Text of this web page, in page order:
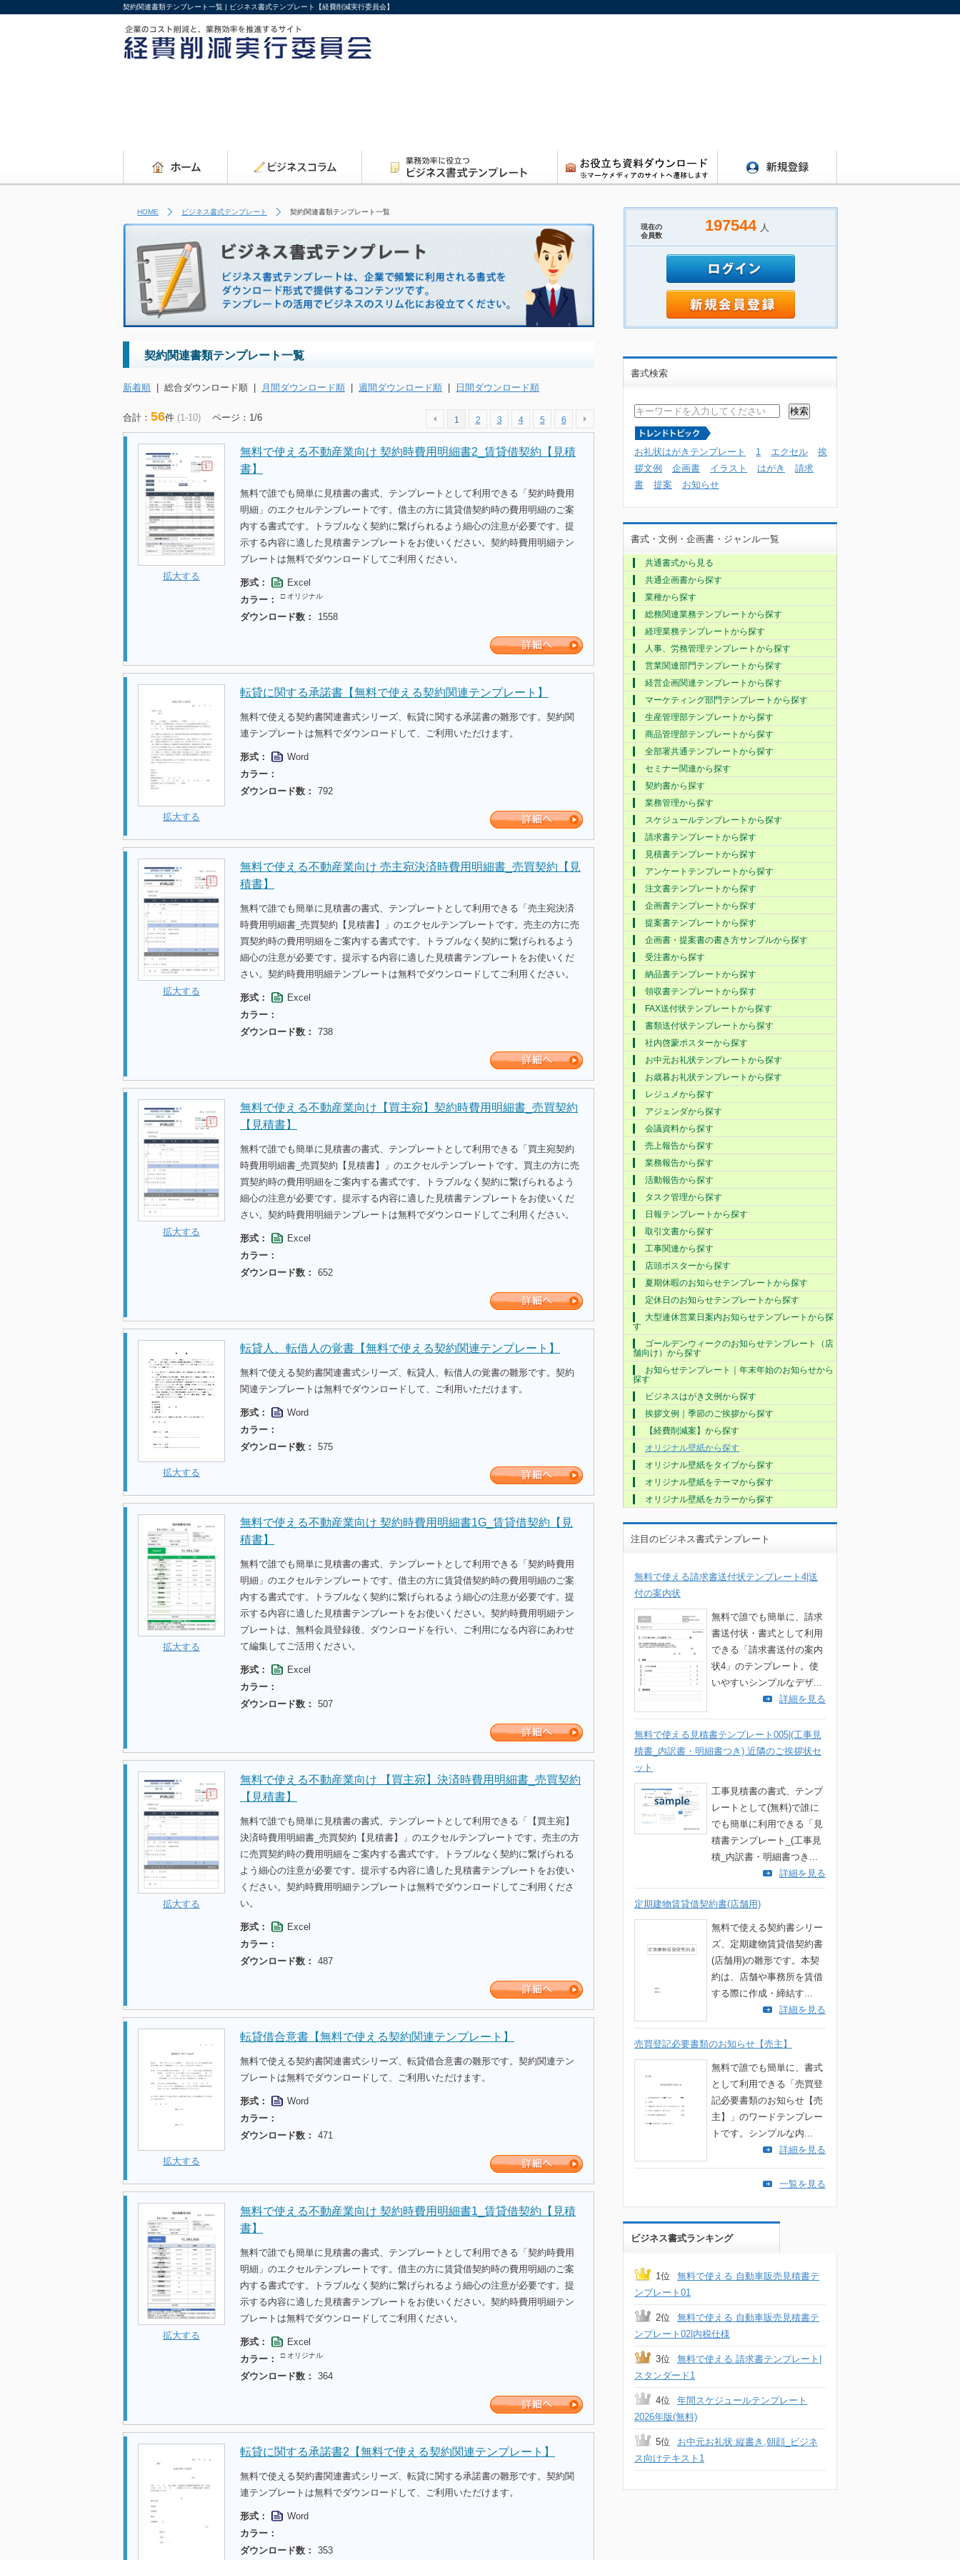
契約関連書類テンプレート一覧 | ビジネス書式テンプレート【経費削減実行委員会】
HOME ビジネス書式テンプレート 契約関連書類テンプレート一覧
契約関連書類テンプレート一覧
新着順 | 総合ダウンロード順 | 月間ダウンロード順 | 週間ダウンロード順 | 日間ダウンロード順
合計： 56件 (1-10) ページ：1/6 1 2 3 4 5 6
拡大する
無料で使える不動産業向け 契約時費用明細書2_賃貸借契約【見積
書】
無料で誰でも簡単に見積書の書式、テンプレートとして利用できる「契約時費用
明細」のエクセルテンプレートです。借主の方に賃貸借契約時の費用明細のご案
内する書式です。トラブルなく契約に繋げられるよう細心の注意が必要です。提
示する内容に適した見積書テンプレートをお使いください。契約時費用明細テン
プレートは無料でダウンロードしてご利用ください。
形式：
Excel
カラー：
□ オリジナル
ダウンロード数： 1558
拡大する
転貸に関する承諾書【無料で使える契約関連テンプレート】
無料で使える契約書関連書式シリーズ、転貸に関する承諾書の雛形です。契約関
連テンプレートは無料でダウンロードして、ご利用いただけます。
形式：
Word
カラー：
ダウンロード数：
792
拡大する
無料で使える不動産業向け 売主宛決済時費用明細書_売買契約【見
積書】
無料で誰でも簡単に見積書の書式、テンプレートとして利用できる「売主宛決済
時費用明細書_売買契約【見積書】」のエクセルテンプレートです。売主の方に売
買契約時の費用明細をご案内する書式です。トラブルなく契約に繋げられるよう
細心の注意が必要です。提示する内容に適した見積書テンプレートをお使いくだ
さい。契約時費用明細テンプレートは無料でダウンロードしてご利用ください。
形式：
Excel
カラー：
ダウンロード数：
738
拡大する
無料で使える不動産業向け【買主宛】契約時費用明細書_売買契約
【見積書】
無料で誰でも簡単に見積書の書式、テンプレートとして利用できる「買主宛契約
時費用明細書_売買契約【見積書】」のエクセルテンプレートです。買主の方に売
買契約時の費用明細をご案内する書式です。トラブルなく契約に繋げられるよう
細心の注意が必要です。提示する内容に適した見積書テンプレートをお使いくだ
さい。契約時費用明細テンプレートは無料でダウンロードしてご利用ください。
形式：
Excel
カラー：
ダウンロード数：
652
拡大する
転貸人、転借人の覚書【無料で使える契約関連テンプレート】
無料で使える契約書関連書式シリーズ、転貸人、転借人の覚書の雛形です。契約
関連テンプレートは無料でダウンロードして、ご利用いただけます。
形式：
Word
カラー：
ダウンロード数：
575
拡大する
無料で使える不動産業向け 契約時費用明細書1G_賃貸借契約【見
積書】
無料で誰でも簡単に見積書の書式、テンプレートとして利用できる「契約時費用
明細」のエクセルテンプレートです。借主の方に賃貸借契約時の費用明細のご案
内する書式です。トラブルなく契約に繋げられるよう細心の注意が必要です。提
示する内容に適した見積書テンプレートをお使いください。契約時費用明細テン
プレートは、無料会員登録後、ダウンロードを行い、ご利用になる内容にあわせ
て編集してご活用ください。
形式：
Excel
カラー：
ダウンロード数：
507
拡大する
無料で使える不動産業向け 【買主宛】決済時費用明細書_売買契約
【見積書】
無料で誰でも簡単に見積書の書式、テンプレートとして利用できる「【買主宛】
決済時費用明細書_売買契約【見積書】」のエクセルテンプレートです。売主の方
に売買契約時の費用明細をご案内する書式です。トラブルなく契約に繋げられる
よう細心の注意が必要です。提示する内容に適した見積書テンプレートをお使い
ください。契約時費用明細テンプレートは無料でダウンロードしてご利用くださ
い。
形式：
Excel
カラー：
ダウンロード数：
487
拡大する
転貸借合意書【無料で使える契約関連テンプレート】
無料で使える契約書関連書式シリーズ、転貸借合意書の雛形です。契約関連テン
プレートは無料でダウンロードして、ご利用いただけます。
形式：
Word
カラー：
ダウンロード数：
471
拡大する
無料で使える不動産業向け 契約時費用明細書1_賃貸借契約【見積
書】
無料で誰でも簡単に見積書の書式、テンプレートとして利用できる「契約時費用
明細」のエクセルテンプレートです。借主の方に賃貸借契約時の費用明細のご案
内する書式です。トラブルなく契約に繋げられるよう細心の注意が必要です。提
示する内容に適した見積書テンプレートをお使いください。契約時費用明細テン
プレートは無料でダウンロードしてご利用ください。
形式：
Excel
カラー：
□ オリジナル
ダウンロード数： 364
転貸に関する承諾書2【無料で使える契約関連テンプレート】
無料で使える契約書関連書式シリーズ、転貸に関する承諾書の雛形です。契約関
連テンプレートは無料でダウンロードして、ご利用いただけます。
形式：
Word
カラー：
ダウンロード数：
353
現在の
会員数
197544 人
書式検索
お礼状はがきテンプレート 1 エクセル
挨
拶文例
企画書 イラスト はがき
請求
書
提案 お知らせ
書式・文例・企画書・ジャンル一覧
共通書式から見る
共通企画書から探す
業種から探す
総務関連業務テンプレートから探す
経理業務テンプレートから探す
人事、労務管理テンプレートから探す
営業関連部門テンプレートから探す
経営企画関連テンプレートから探す
マーケティング部門テンプレートから探す
生産管理部テンプレートから探す
商品管理部テンプレートから探す
全部署共通テンプレートから探す
セミナー関連から探す
契約書から探す
業務管理から探す
スケジュールテンプレートから探す
請求書テンプレートから探す
見積書テンプレートから探す
アンケートテンプレートから探す
注文書テンプレートから探す
企画書テンプレートから探す
提案書テンプレートから探す
企画書・提案書の書き方サンプルから探す
受注書から探す
納品書テンプレートから探す
領収書テンプレートから探す
FAX送付状テンプレートから探す
書類送付状テンプレートから探す
社内啓蒙ポスターから探す
お中元お礼状テンプレートから探す
お歳暮お礼状テンプレートから探す
レジュメから探す
アジェンダから探す
会議資料から探す
売上報告から探す
業務報告から探す
活動報告から探す
タスク管理から探す
日報テンプレートから探す
取引文書から探す
工事関連から探す
店頭ポスターから探す
夏期休暇のお知らせテンプレートから探す
定休日のお知らせテンプレートから探す
大型連休営業日案内お知らせテンプレートから探
す
ゴールデンウィークのお知らせテンプレート（店
舗向け）から探す
お知らせテンプレート｜年末年始のお知らせから
探す
ビジネスはがき文例から探す
挨拶文例｜季節のご挨拶から探す
【経費削減案】から探す
オリジナル壁紙から探す
オリジナル壁紙をタイプから探す
オリジナル壁紙をテーマから探す
オリジナル壁紙をカラーから探す
注目のビジネス書式テンプレート
無料で使える請求書送付状テンプレート4|送
付の案内状
無料で誰でも簡単に、請求
書送付状・書式として利用
できる「請求書送付の案内
状4」のテンプレート。使
いやすいシンプルなデザ...
詳細を見る
無料で使える見積書テンプレート005|(工事見
積書_内訳書・明細書つき) 近隣のご挨拶状セ
ット
工事見積書の書式、テンプ
レートとして(無料)で誰に
でも簡単に利用できる「見
積書テンプレート_(工事見
積_内訳書・明細書つき...
詳細を見る
定期建物賃貸借契約書(店舗用)
無料で使える契約書シリー
ズ、定期建物賃貸借契約書
(店舗用)の雛形です。本契
約は、店舗や事務所を賃借
する際に作成・締結す...
詳細を見る
売買登記必要書類のお知らせ【売主】
無料で誰でも簡単に、書式
として利用できる「売買登
記必要書類のお知らせ【売
主】」のワードテンプレー
トです。シンプルな内...
詳細を見る
一覧を見る
ビジネス書式ランキング
1位
無料で使える 自動車販売見積書テ
ンプレート01
2位
無料で使える 自動車販売見積書テ
ンプレート02|内税仕様
3位
無料で使える 請求書テンプレート|
スタンダード1
4位
年間スケジュールテンプレート
2026年版(無料)
5位
お中元お礼状 縦書き,朝顔_ビジネ
ス向けテキスト1